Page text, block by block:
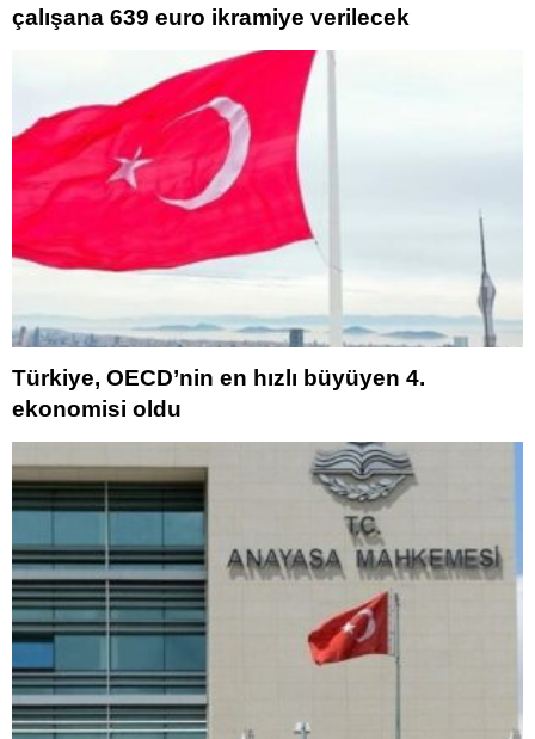
çalışana 639 euro ikramiye verilecek
Türkiye, OECD’nin en hızlı büyüyen 4.
ekonomisi oldu